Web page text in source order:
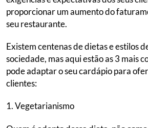
proporcionar um aumento do
seu restaurante.
Existem centenas de dietas e estilos
sociedade, mas aqui estão as 3 mais
pode adaptar o seu cardápio para
clientes:
1. Vegetarianismo